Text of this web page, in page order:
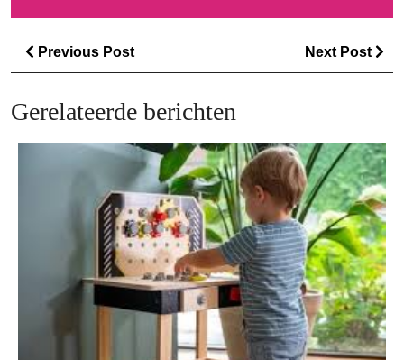
Berichtnavigatie
Previous PostPrevious
Post
Next Post
Gerelateerde berichten